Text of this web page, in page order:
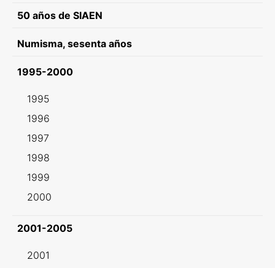
50 años de SIAEN
Numisma, sesenta años
1995-2000
1995
1996
1997
1998
1999
2000
2001-2005
2001